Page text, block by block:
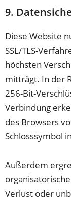
9.
Diese Website
SSL/TLS-
höchsten
mitträgt. In der
256-Bit-
Verbindung
des Browsers
Schlosssymbol
Außerdem
Verlust oder